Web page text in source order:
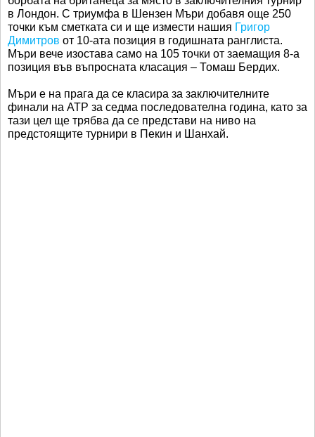
в Лондон. С триумфа в Шензен Мъри добавя още 250
точки към сметката си и ще измести нашия Григор
Димитров от 10-ата позиция в годишната ранглиста.
Мъри вече изостава само на 105 точки от заемащия 8-а
позиция във въпросната класация – Томаш Бердих.
Мъри е на прага да се класира за заключителните
финали на АТР за седма последователна година, като за
тази цел ще трябва да се представи на ниво на
предстоящите турнири в Пекин и Шанхай.